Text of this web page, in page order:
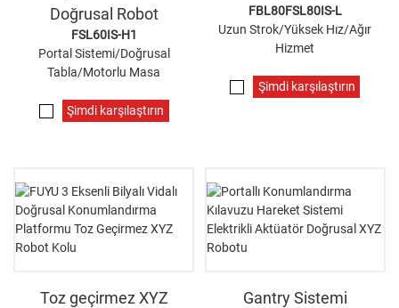
Doğrusal Robot
FSL60IS-H1
Portal Sistemi/Doğrusal
Tabla/Motorlu Masa
Şimdi karşılaştırın
FBL80FSL80IS-L
Uzun Strok/Yüksek Hız/Ağır
Hizmet
Şimdi karşılaştırın
Toz geçirmez XYZ
Gantry Sistemi